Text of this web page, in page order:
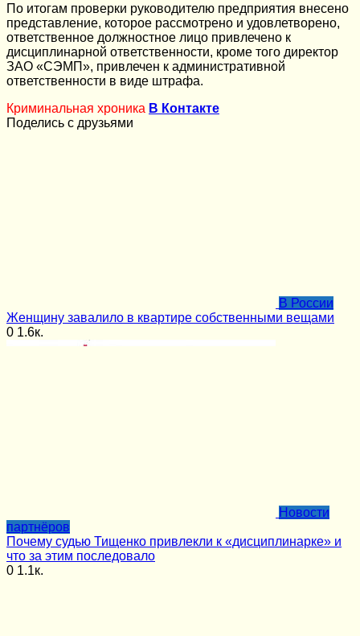
По итогам проверки руководителю предприятия внесено
представление, которое рассмотрено и удовлетворено,
ответственное должностное лицо привлечено к
дисциплинарной ответственности, кроме того директор
ЗАО «СЭМП», привлечен к административной
ответственности в виде штрафа.
Криминальная хроника В Контакте
Поделись с друзьями
В России
Женщину завалило в квартире собственными вещами
0 1.6к.
Новости
партнёров
Почему судью Тищенко привлекли к «дисциплинарке» и
что за этим последовало
0 1.1к.